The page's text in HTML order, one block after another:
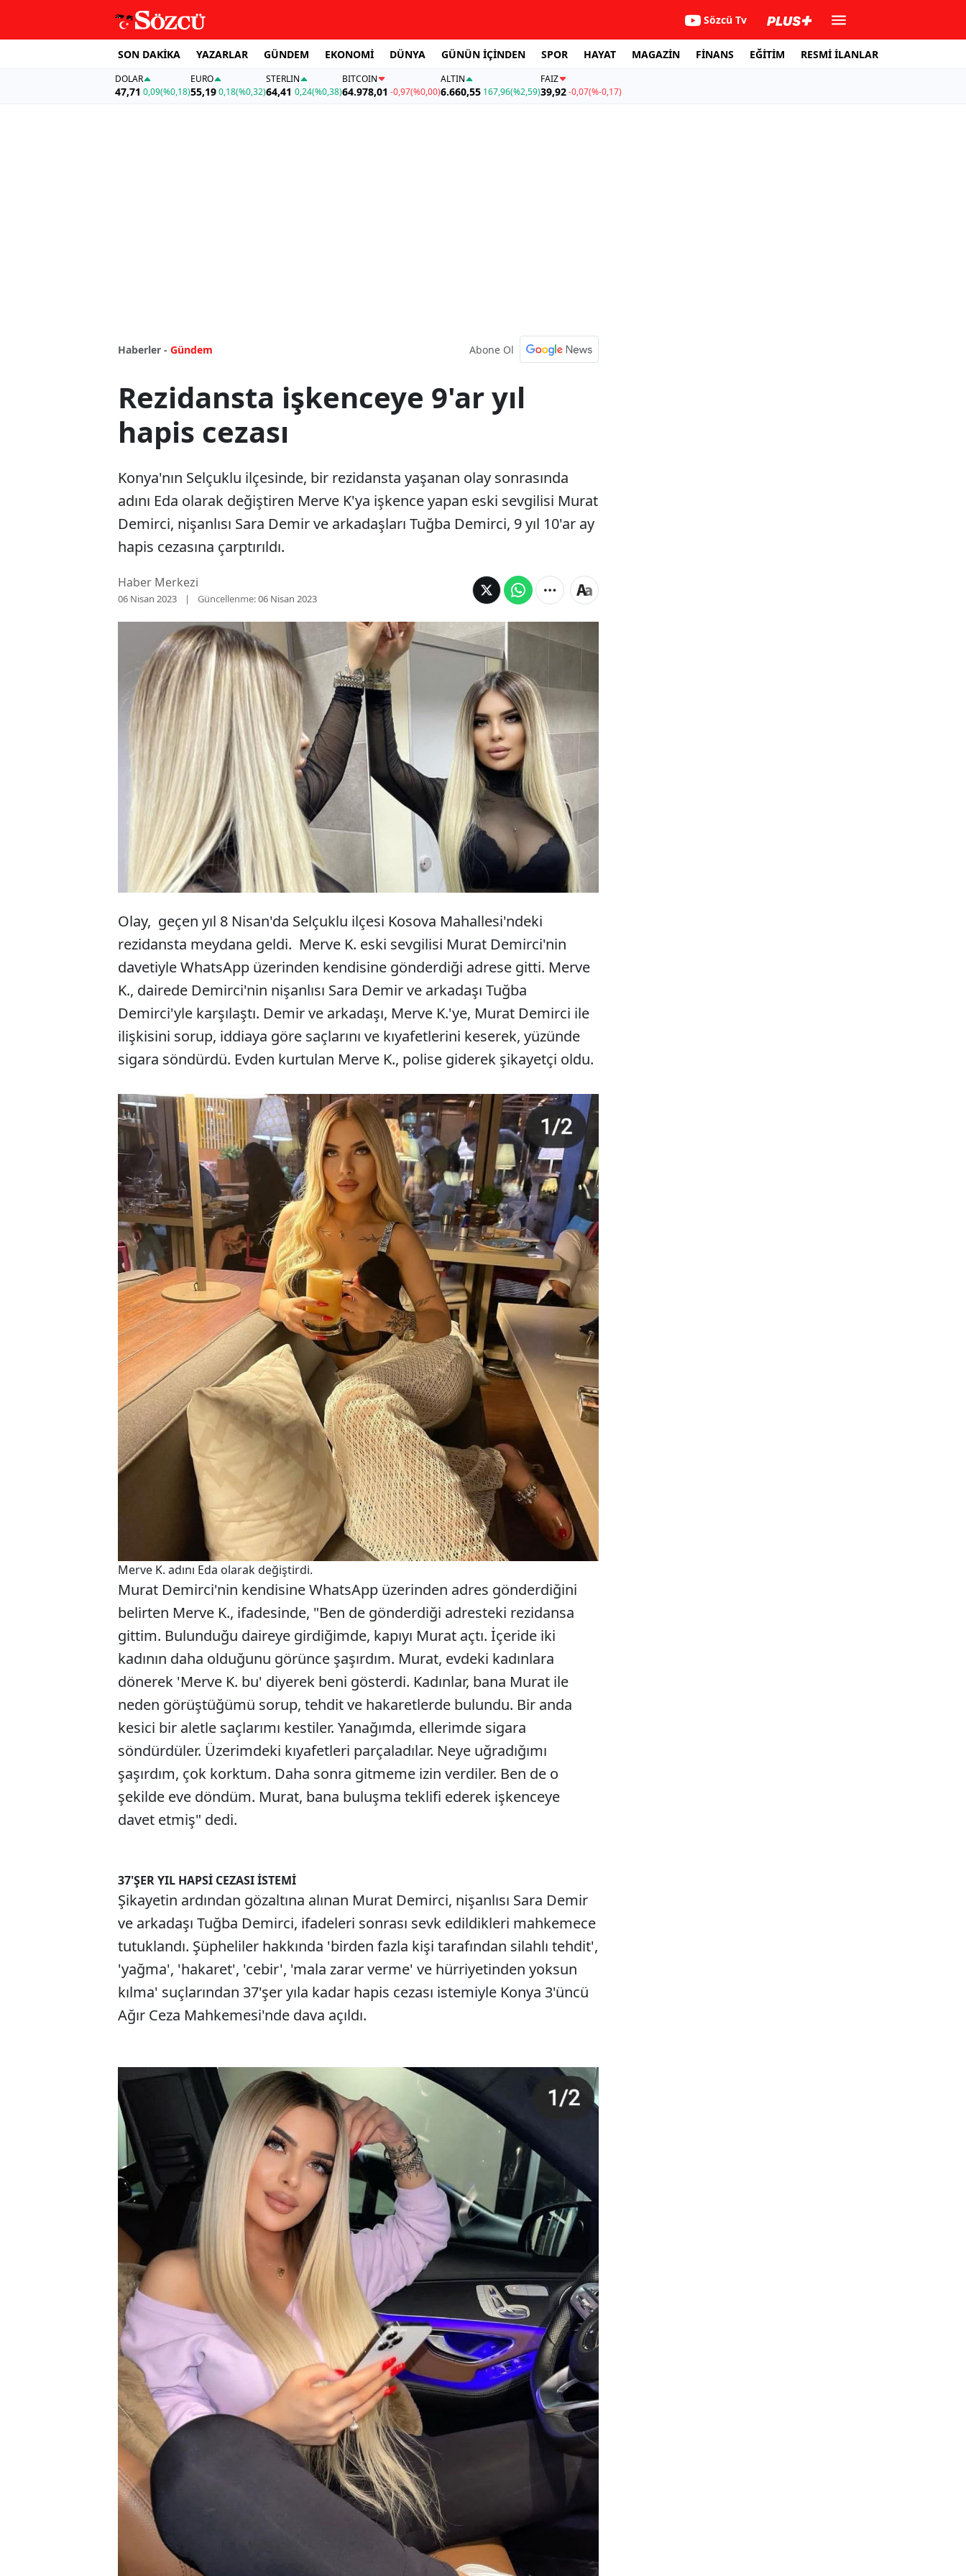
Sözcü Tv
SON DAKİKA YAZARLAR GÜNDEM EKONOMİ DÜNYA GÜNÜN İÇİNDEN SPOR HAYAT MAGAZİN FİNANS EĞİTİM RESMİ İLANLAR
DOLAR
47,71 0,09(%0,18)
EURO
55,19 0,18(%0,32)
STERLIN
64,41 0,24(%0,38)
BITCOIN
64.978,01 -0,97(%0,00)
ALTIN
6.660,55 167,96(%2,59)
FAİZ
39,92-0,07(%-0,17)
Haberler - Gündem Abone Ol
Rezidansta işkenceye 9'ar yıl
hapis cezası
Konya'nın Selçuklu ilçesinde, bir rezidansta yaşanan olay sonrasında
adını Eda olarak değiştiren Merve K'ya işkence yapan eski sevgilisi Murat
Demirci, nişanlısı Sara Demir ve arkadaşları Tuğba Demirci, 9 yıl 10'ar ay
hapis cezasına çarptırıldı.
Haber Merkezi
06 Nisan 2023 Güncellenme:06 Nisan 2023
Konya'nın Selçuklu ilçesinde, bir rezidansta yaşanan olay
sonrasında adını Eda olarak değiştiren Merve K'ya işkence
yapan eski sevgilisi Murat Demirci, nişanlısı Sara Demir ve
arkadaşları Tuğba Demirci, 9 yıl 10'ar ay hapis cezasına
çarptırıldı.
Olay, geçen yıl 8 Nisan'da Selçuklu ilçesi Kosova Mahallesi'ndeki
rezidansta meydana geldi. Merve K. eski sevgilisi Murat Demirci'nin
davetiyle WhatsApp üzerinden kendisine gönderdiği adrese gitti. Merve
K., dairede Demirci'nin nişanlısı Sara Demir ve arkadaşı Tuğba
Demirci'yle karşılaştı. Demir ve arkadaşı, Merve K.'ye, Murat Demirci ile
ilişkisini sorup, iddiaya göre saçlarını ve kıyafetlerini keserek, yüzünde
sigara söndürdü. Evden kurtulan Merve K., polise giderek şikayetçi oldu.
Merve K. adını Eda olarak değiştirdi.
Murat Demirci'nin kendisine WhatsApp üzerinden adres gönderdiğini
belirten Merve K., ifadesinde, "Ben de gönderdiği adresteki rezidansa
gittim. Bulunduğu daireye girdiğimde, kapıyı Murat açtı. İçeride iki
kadının daha olduğunu görünce şaşırdım. Murat, evdeki kadınlara
dönerek 'Merve K. bu' diyerek beni gösterdi. Kadınlar, bana Murat ile
neden görüştüğümü sorup, tehdit ve hakaretlerde bulundu. Bir anda
kesici bir aletle saçlarımı kestiler. Yanağımda, ellerimde sigara
söndürdüler. Üzerimdeki kıyafetleri parçaladılar. Neye uğradığımı
şaşırdım, çok korktum. Daha sonra gitmeme izin verdiler. Ben de o
şekilde eve döndüm. Murat, bana buluşma teklifi ederek işkenceye
davet etmiş" dedi.
37'ŞER YIL HAPSİ CEZASI İSTEMİ
Şikayetin ardından gözaltına alınan Murat Demirci, nişanlısı Sara Demir
ve arkadaşı Tuğba Demirci, ifadeleri sonrası sevk edildikleri mahkemece
tutuklandı. Şüpheliler hakkında 'birden fazla kişi tarafından silahlı tehdit',
'yağma', 'hakaret', 'cebir', 'mala zarar verme' ve hürriyetinden yoksun
kılma' suçlarından 37'şer yıla kadar hapis cezası istemiyle Konya 3'üncü
Ağır Ceza Mahkemesi'nde dava açıldı.